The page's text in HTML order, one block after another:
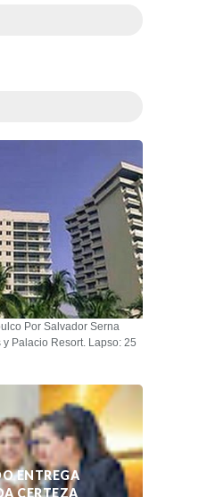
Por Salvador Serna
Palacio Resort. Lapso: 25
ENTREGA
CERTEZA